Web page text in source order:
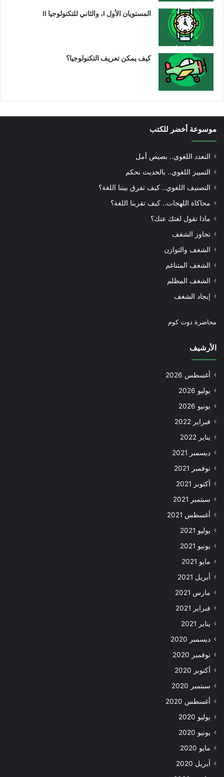
المستويان الأول I، والثاني للتكنولوجيا II
كيف يمكن تعريف التكنولوجيا؟
موسوعة أخضر للكتب
التعدد اللغوي.. بصيص أمل
التمييز اللغوي.. بالحديث نحكم
التصنيف اللغوي.. كيف تفرق بيننا اللغة؟
محاكاة اللهجات.. كيف تقربنا اللغة؟
ماذا تقول لغتك عنك؟
تجاوز الشغف
الشغف والتوازن
الشغف المتناغم
الشغف المظلم
إيجاد الشغف
محاضرة دوت كوم
الأرشيف
أغسطس 2026
يوليو 2026
يونيو 2026
فبراير 2022
يناير 2022
ديسمبر 2021
نوفمبر 2021
أكتوبر 2021
سبتمبر 2021
أغسطس 2021
يوليو 2021
يونيو 2021
مايو 2021
أبريل 2021
مارس 2021
فبراير 2021
يناير 2021
ديسمبر 2020
نوفمبر 2020
أكتوبر 2020
سبتمبر 2020
أغسطس 2020
يوليو 2020
يونيو 2020
مايو 2020
أبريل 2020